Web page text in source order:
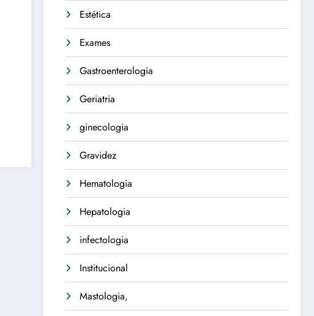
Estética
Exames
Gastroenterologia
Geriatria
ginecologia
Gravidez
Hematologia
Hepatologia
infectologia
Institucional
Mastologia,